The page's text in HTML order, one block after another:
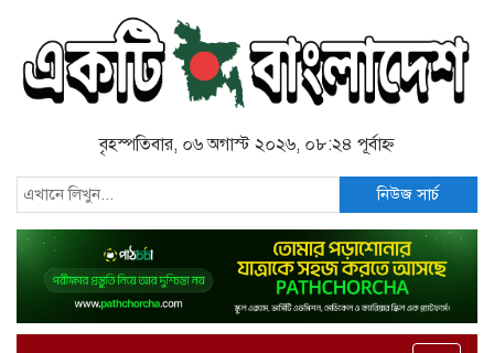
বৃহস্পতিবার, ০৬ অগাস্ট ২০২৬, ০৮:২৪ পূর্বাহ্ন
নিউজ সার্চ